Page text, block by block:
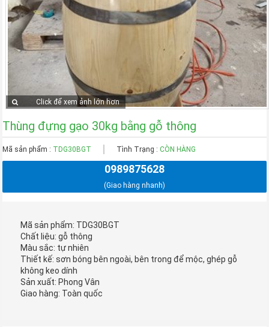
Click để xem ảnh lớn hơn
Thùng đựng gạo 30kg bằng gỗ thông
Mã sản phẩm : TDG30BGT Tình Trạng : CÒN HÀNG
0989875628
(Giao hàng nhanh)
Mã sản phẩm: TDG30BGT
Chất liệu: gỗ thông
Màu sắc: tự nhiên
Thiết kế: sơn bóng bên ngoài, bên trong để mộc, ghép gỗ
không keo dính
Sản xuất: Phong Vân
Giao hàng: Toàn quốc